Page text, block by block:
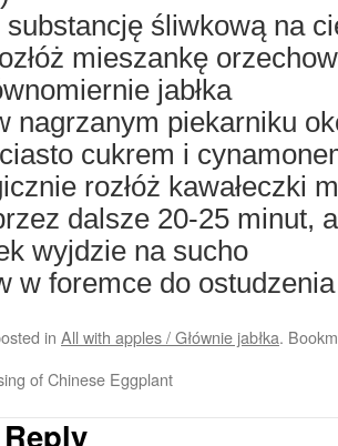
substancję śliwkową na
mieszankę
jabłka
nagrzanym piekarniku
cukrem i
rozłóż kawałeczki
dalsze 20-25 minut,
wyjdzie na sucho
w foremce do ostudzenia
in All with apples / Głównie jabłka.
of Chinese Eggplant